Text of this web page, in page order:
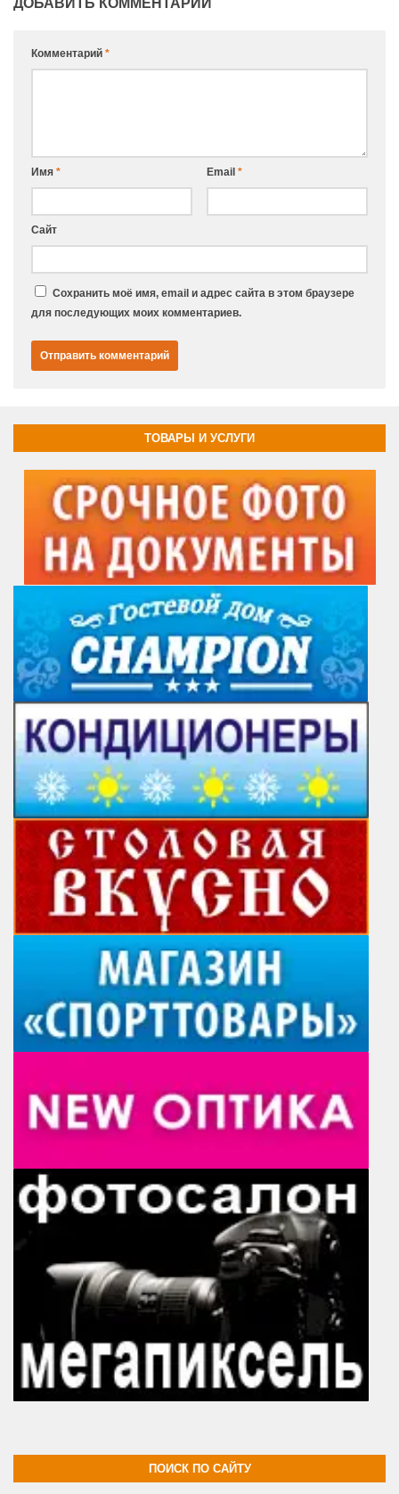
ДОБАВИТЬ КОММЕНТАРИЙ
Комментарий *
Имя * Email *
Сайт
Сохранить моё имя, email и адрес сайта в этом браузере
для последующих моих комментариев.
ТОВАРЫ И УСЛУГИ
ПОИСК ПО САЙТУ